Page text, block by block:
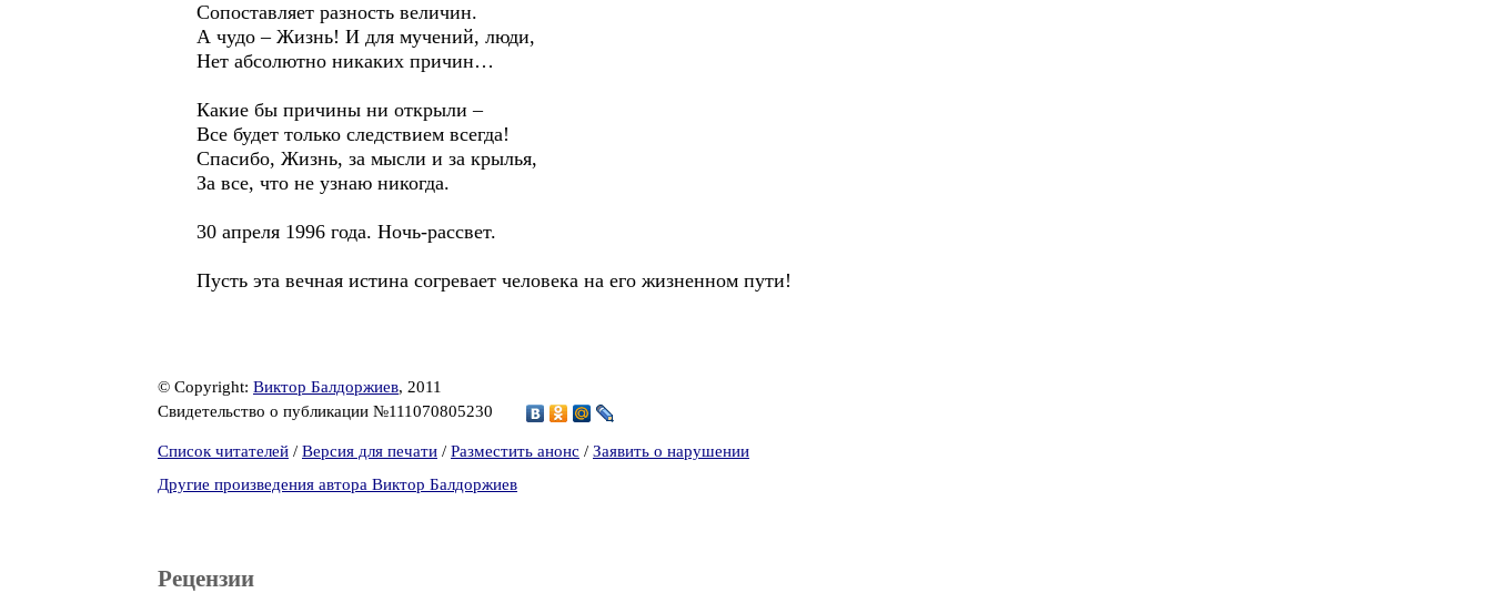
Сопоставляет разность величин.
А чудо – Жизнь! И для мучений, люди,
Нет абсолютно никаких причин…
Какие бы причины ни открыли –
Все будет только следствием всегда!
Спасибо, Жизнь, за мысли и за крылья,
За все, что не узнаю никогда.
30 апреля 1996 года. Ночь-рассвет.
Пусть эта вечная истина согревает человека на его жизненном пути!
© Copyright: Виктор Балдоржиев, 2011
Свидетельство о публикации №111070805230
Список читателей / Версия для печати / Разместить анонс / Заявить о нарушении
Другие произведения автора Виктор Балдоржиев
Рецензии